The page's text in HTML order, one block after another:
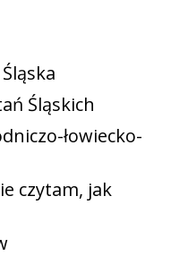
Śląskich
łowiecko-
czytam, jak